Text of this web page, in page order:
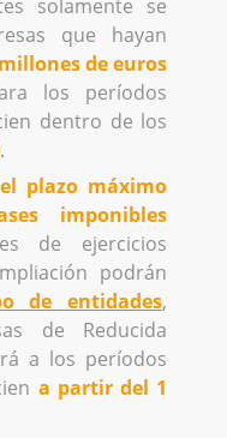
solamente se
que hayan
de euros
los períodos
dentro de los
.
plazo máximo
imponibles
de ejercicios
podrán
de entidades,
de Reducida
a los períodos
a partir del 1